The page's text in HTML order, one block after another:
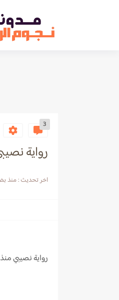
3
رواية نصيبي
اخر تحديث :منذ
رواية نصيبي